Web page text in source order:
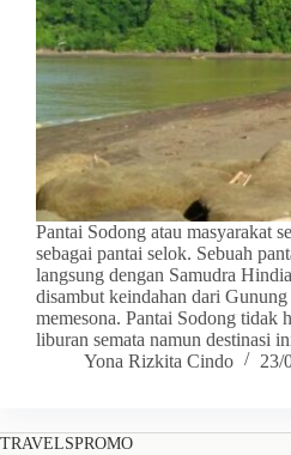
Pantai Sodong atau masyarakat
sebagai pantai selok. Sebuah
langsung dengan Samudra
disambut keindahan dari
memesona. Pantai Sodong tidak
liburan semata namun destinasi
Yona Rizkita Cindo
23/
TRAVELSPROMO